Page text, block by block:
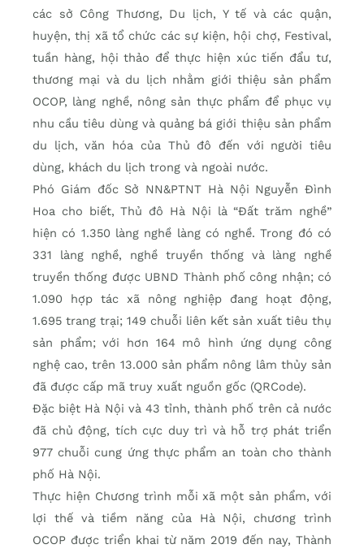
các sở Công Thương, Du lịch, Y tế và các quận,
huyện, thị xã tổ chức các sự kiện, hội chợ, Festival,
tuần hàng, hội thảo để thực hiện xúc tiến đẩu tư,
thương mại và du lịch nhằm giới thiệu sản phẩm
OCOP, làng nghề, nông sản thực phẩm để phục vụ
nhu cầu tiêu dùng và quảng bá giới thiệu sản phẩm
du lịch, văn hóa của Thủ đô đến với người tiêu
dùng, khách du lịch trong và ngoài nước.
Phó Giám đốc Sở NN&PTNT Hà Nội Nguyễn Đình
Hoa cho biết, Thủ đô Hà Nội là “Đất trăm nghề”
hiện có 1.350 làng nghề làng có nghề. Trong đó có
331 làng nghề, nghề truyền thống và làng nghề
truyền thống được UBND Thành phố công nhận; có
1.090 hợp tác xã nông nghiệp đang hoạt động,
1.695 trang trại; 149 chuỗi liên kết sản xuất tiêu thụ
sản phẩm; với hơn 164 mô hình ứng dụng công
nghệ cao, trên 13.000 sản phẩm nông lâm thủy sản
đã được cấp mã truy xuất nguồn gốc (QRCode).
Đặc biệt Hà Nội và 43 tỉnh, thành phố trên cả nước
đã chủ động, tích cực duy trì và hỗ trợ phát triển
977 chuỗi cung ứng thực phẩm an toàn cho thành
phố Hà Nội.
Thực hiện Chương trình mỗi xã một sản phẩm, với
lợi thế và tiềm năng của Hà Nội, chương trình
OCOP được triển khai từ năm 2019 đến nay, Thành